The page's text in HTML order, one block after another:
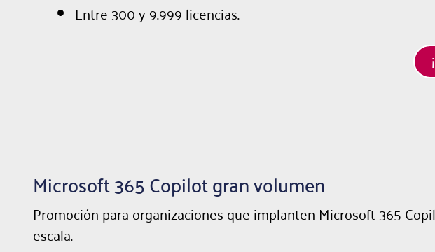
Entre 300 y 9.999 licencias.
Microsoft 365 Copilot gran volumen
Promoción para organizaciones que implanten Microsoft 365
escala.